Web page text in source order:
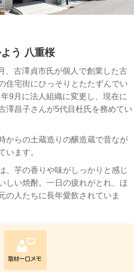
う 八重桜
古澤貞市氏が個人で創業した古
住宅街にひっそりとたたずんでい
9月に法人組織に変更し、現在に
澤昌子さんが5代目杜氏を務めてい
からの土蔵造りの醸造蔵で昔なが
います。
、芋の香りや味がしっかりと感じ
しい焼酎。一日の疲れがとれ、ほ
の人たちに長年愛飲されていま